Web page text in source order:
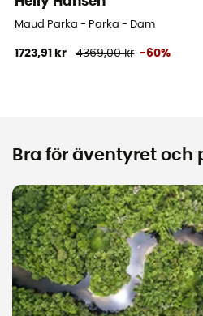
Maud Parka - Parka - Dam
1723,91 kr 4369,00 kr -60%
Bra för äventyret och